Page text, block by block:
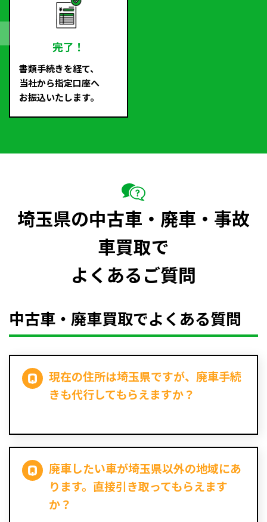
完了！
書類手続きを経て、
当社から指定口座へ
お振込いたします。
埼玉県の中古車・廃車・事故
車買取で
よくあるご質問
中古車・廃車買取でよくある質問
現在の住所は埼玉県ですが、廃車手続
きも代行してもらえますか？
廃車したい車が埼玉県以外の地域にあ
ります。直接引き取ってもらえます
か？